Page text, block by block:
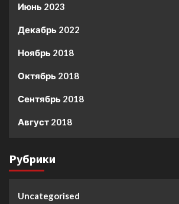
Июнь 2023
Декабрь 2022
Ноябрь 2018
Октябрь 2018
Сентябрь 2018
Август 2018
Рубрики
Uncategorised